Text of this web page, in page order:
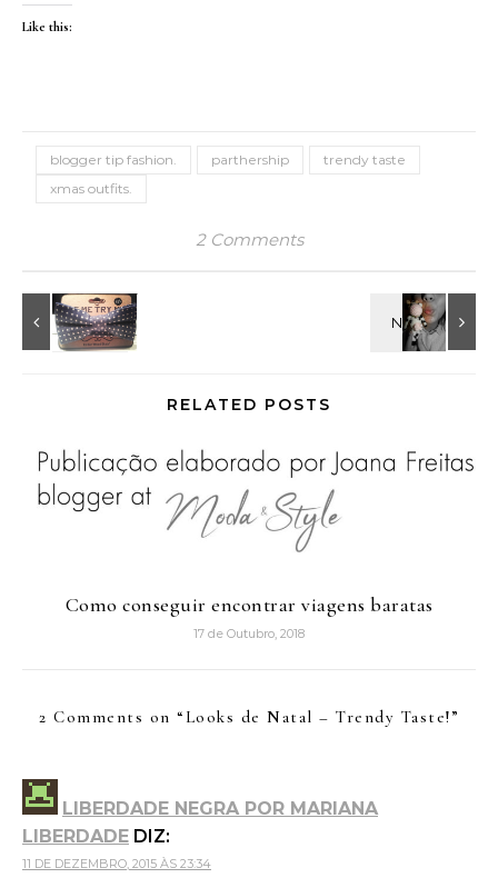
Like this:
blogger tip fashion. parthership
trendy taste
xmas outfits.
2 Comments
RELATED POSTS
Como conseguir encontrar viagens baratas
17 de Outubro, 2018
2 Comments on “ Looks de Natal – Trendy Taste!”
LIBERDADE NEGRA POR MARIANA
LIBERDADE DIZ:
11 DE DEZEMBRO, 2015 ÀS 23:34